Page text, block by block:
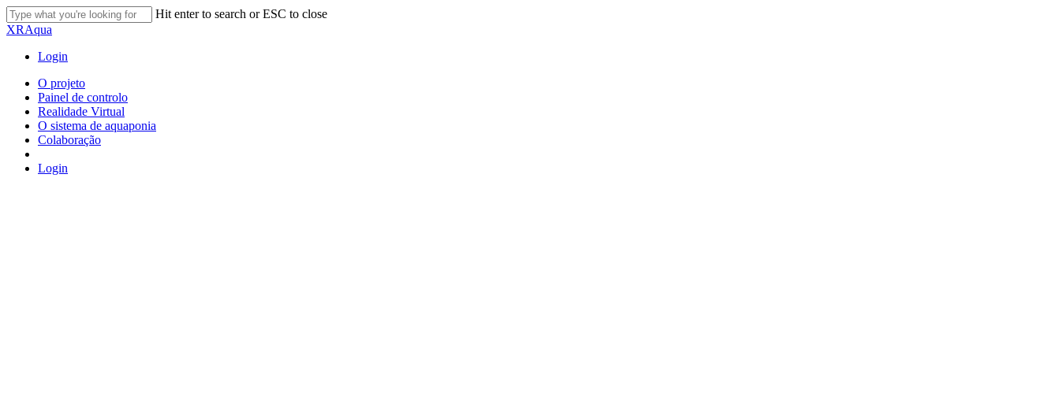
Skip
to
content
Hit enter to search or ESC to close
Close
XRAqua
Login
Menu
O projeto
Painel de controlo
Realidade Virtual
O sistema de aquaponia
Colaboração
Login